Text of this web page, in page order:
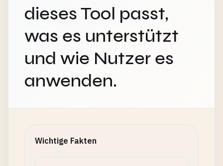
dieses Tool passt,
was es unterstützt
und wie Nutzer es
anwenden.
Wichtige Fakten